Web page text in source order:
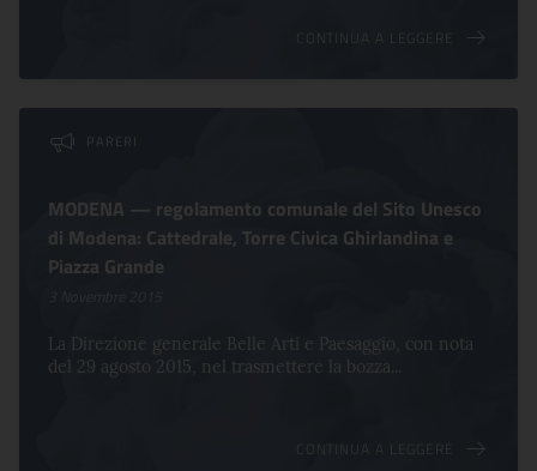
CONTINUA A LEGGERE
PARERI
MODENA — regolamento comunale del Sito Unesco
di Modena: Cattedrale, Torre Civica Ghirlandina e
Piazza Grande
La Direzione generale Belle Arti e Paesaggio, con nota
del 29 agosto 2015, nel trasmettere la bozza...
CONTINUA A LEGGERE